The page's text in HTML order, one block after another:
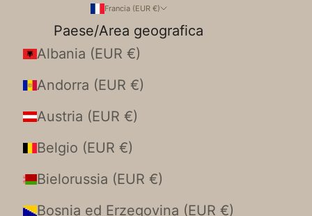
Francia (EUR €)
Paese/Area geografica
Albania (EUR €)
Andorra (EUR €)
Austria (EUR €)
Belgio (EUR €)
Bielorussia (EUR €)
Bosnia ed Erzegovina (EUR €)